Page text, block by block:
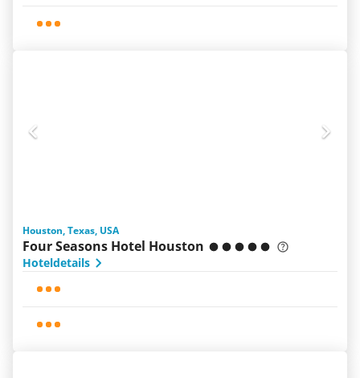
Houston, Texas, USA
Four Seasons Hotel Houston
Hoteldetails